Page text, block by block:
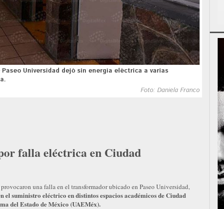
Universidad dejó sin energía eléctrica a varias
Foto: Daniela Franco
falla eléctrica en Ciudad
una falla en el transformador ubicado en Paseo Universidad,
el suministro eléctrico en distintos espacios académicos de Ciudad
del Estado de México (UAEMéx).